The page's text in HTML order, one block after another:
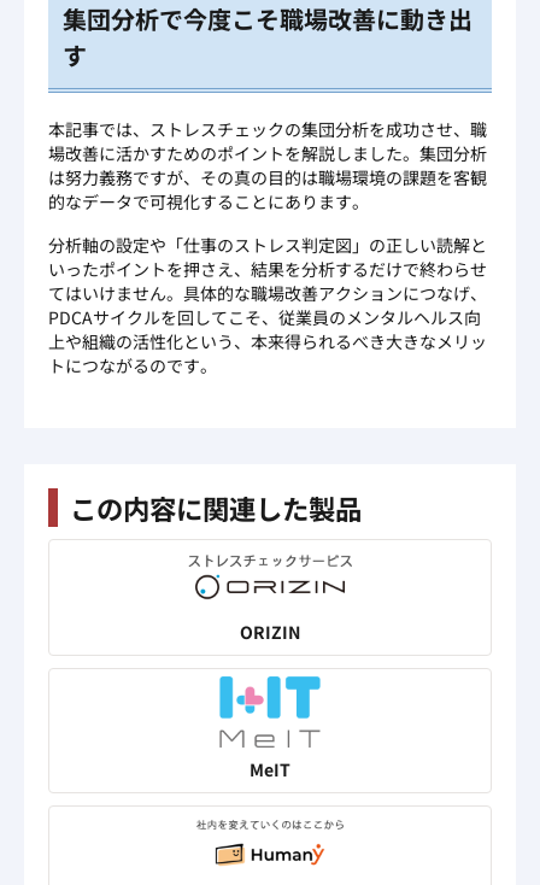
集団分析で今度こそ職場改善に動き出
す
本記事では、ストレスチェックの集団分析を成功させ、職
場改善に活かすためのポイントを解説しました。集団分析
は努力義務ですが、その真の目的は職場環境の課題を客観
的なデータで可視化することにあります。
分析軸の設定や「仕事のストレス判定図」の正しい読解と
いったポイントを押さえ、結果を分析するだけで終わらせ
てはいけません。具体的な職場改善アクションにつなげ、
PDCAサイクルを回してこそ、従業員のメンタルヘルス向
上や組織の活性化という、本来得られるべき大きなメリッ
トにつながるのです。
この内容に関連した製品
ORIZIN
MeIT